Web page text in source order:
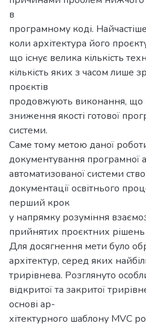
в
програмному коді.
коли архітектура його
що існує велика кількість
кількість яких з часом лише
проєктів
продовжують виконання, що
зниження якості готової
системи.
Саме тому метою даної
документування програмної
автоматизованої системи
документації освітнього
перший крок
у напрямку розуміння
прийнятих проєктних рішень
Для досягнення мети було
архітектур, серед яких
трирівнева. Розглянуто
відкритої та закритої
основі ар-
хітектурного шаблону MVC